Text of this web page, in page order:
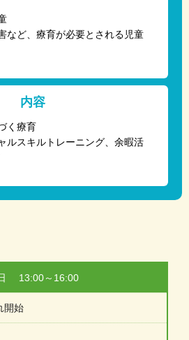
など、療育が必要とされる児童
内容
く療育
ルスキルトレーニング、余暇活
13:00～16:00
開始